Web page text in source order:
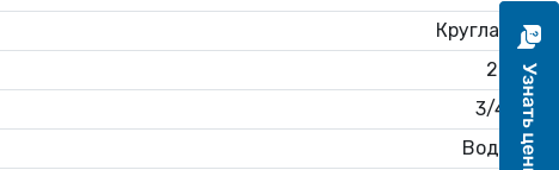
Круглая
20
3/4'
Вода